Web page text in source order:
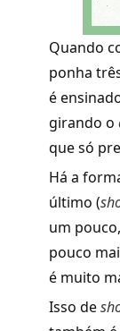
Quando
ponha
é
girando o
que só
Há a
último (
um
pouco
é muito
Isso de